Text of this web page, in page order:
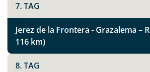
7. TAG
Jerez de la Frontera - Grazalema –
116 km)
8. TAG